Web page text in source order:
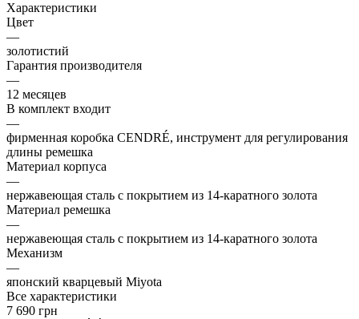
Характеристики
Цвет
—
золотистий
Гарантия производителя
—
12 месяцев
В комплект входит
—
фирменная коробка CENDRÉ, инструмент для регулирования
длины ремешка
Материал корпуса
—
нержавеющая сталь с покрытием из 14-каратного золота
Материал ремешка
—
нержавеющая сталь с покрытием из 14-каратного золота
Механизм
—
японский кварцевый Miyota
Все характеристики
7 690 грн